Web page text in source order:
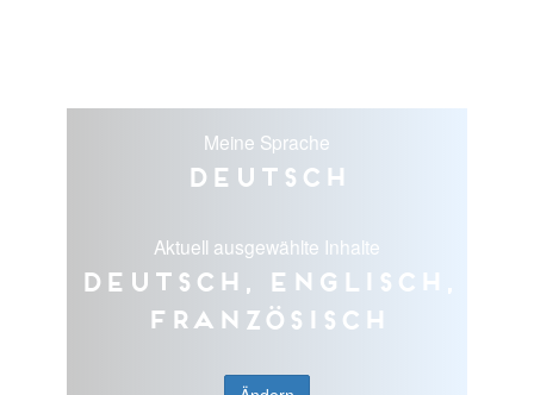
Meine Sprache
Deutsch
Aktuell ausgewählte Inhalte
Deutsch, Englisch,
Französisch